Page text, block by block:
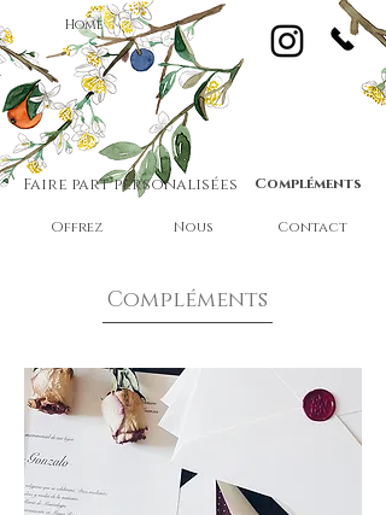
Home
Faire part personalisées
Offrez Nous
Compléments
Contact
Compléments